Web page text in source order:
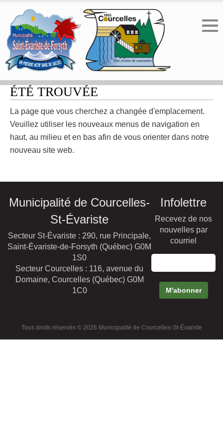
ERREUR 404 - LA PAGE N'A PAS
ÉTÉ TROUVÉE
La page que vous cherchez a changée d'emplacement.
Veuillez utiliser les nouveaux menus de navigation en
haut, au milieu et en bas afin de vous orienter dans notre
nouveau site web.
Municipalité de Courcelles-
St-Évariste
Secteur St-Évariste : 290, rue Principale,
Saint-Évariste-de-Forsyth (Québec) G0M
1S0
Secteur Courcelles : 116, avenue du
Domaine, Courcelles (Québec) G0M
1C0
Infolettre
Recevez de nos
nouvelles par
courriel
Tous droits réservés © 2026 Municipalité de Courcelles-St-Évariste